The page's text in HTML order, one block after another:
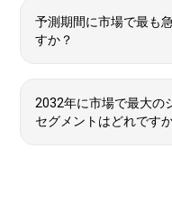
予測期間に市場で最も
すか？
2032年に市場で最大の
セグメントはどれです